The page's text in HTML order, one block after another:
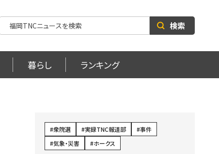
検索
暮らし ランキング
衆院選 実録TNC報道部
事件
気象・災害
ホークス